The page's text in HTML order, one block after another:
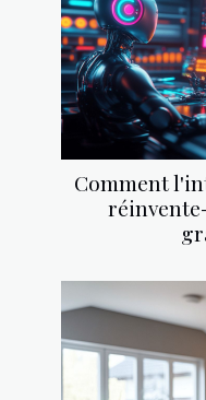
Comment